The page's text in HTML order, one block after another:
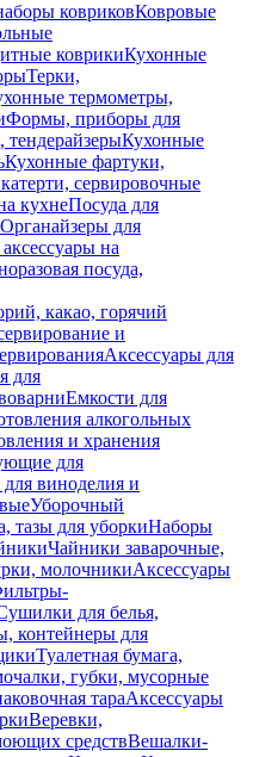
ковриковКовровые
коврикиКухонные
Терки,
термометры,
Формы, приборы для
тендерайзерыКухонные
Кухонные фартуки,
сервировочные
кухнеПосуда для
Органайзеры для
на
посуда,
какао, горячий
и
Аксессуары для
для
Емкости для
алкогольных
и хранения
для
виноделия и
Уборочный
тазы для уборкиНаборы
Чайники заварочные,
молочникиАксессуары
для белья,
контейнеры для
Туалетная бумага,
губки, мусорные
тараАксессуары
Веревки,
средствВешалки-